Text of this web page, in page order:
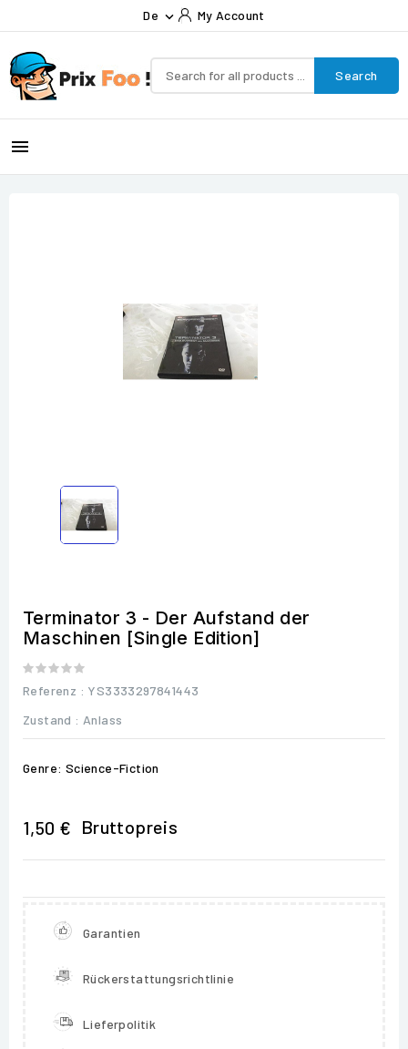
De  My Account
Search

Terminator 3 - Der Aufstand der
Maschinen [Single Edition]
Referenz : YS3333297841443
Zustand : Anlass
Genre: Science-Fiction
1,50 € Bruttopreis
Garantien
Rückerstattungsrichtlinie
Lieferpolitik